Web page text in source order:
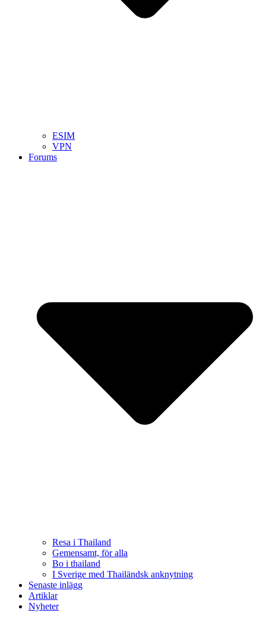
ESIM
VPN
Forums
Resa i Thailand
Gemensamt, för alla
Bo i thailand
I Sverige med Thailändsk anknytning
Senaste inlägg
Artiklar
Nyheter